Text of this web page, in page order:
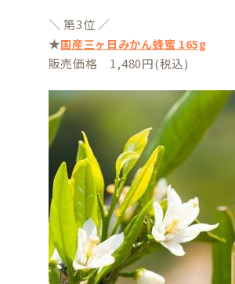
＼ 第3位 ／
★国産三ヶ日みかん蜂蜜 165g
販売価格 1,480円(税込)